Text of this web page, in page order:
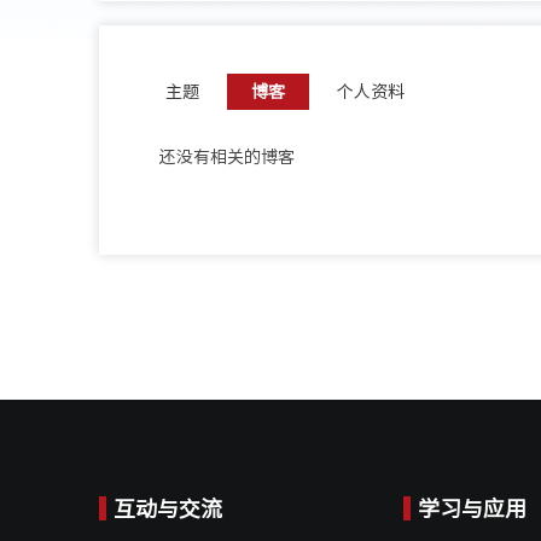
主题 博客 个人资料
还没有相关的博客
互动与交流 学习与应用